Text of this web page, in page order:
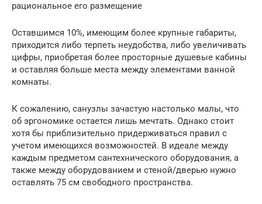
рациональное его размещение
Оставшимся 10%, имеющим более крупные габариты,
приходится либо терпеть неудобства, либо увеличивать
цифры, приобретая более просторные душевые кабины
и оставляя больше места между элементами ванной
комнаты.
К сожалению, санузлы зачастую настолько малы, что
об эргономике остается лишь мечтать. Однако стоит
хотя бы приблизительно придерживаться правил с
учетом имеющихся возможностей. В идеале между
каждым предметом сантехнического оборудования, а
также между оборудованием и стеной/дверью нужно
оставлять 75 см свободного пространства.